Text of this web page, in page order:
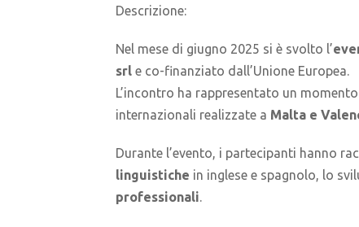
Descrizione:
Nel mese di giugno 2025 si è svolto l’
srl e co-finanziato dall’Unione Europea.
L’incontro ha rappresentato un
internazionali realizzate a Malta e
Durante l’evento, i partecipanti hanno
linguistiche in inglese e spagnolo, lo
professionali.